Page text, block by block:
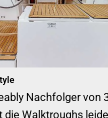
Nachfolger von
die Walktroughs